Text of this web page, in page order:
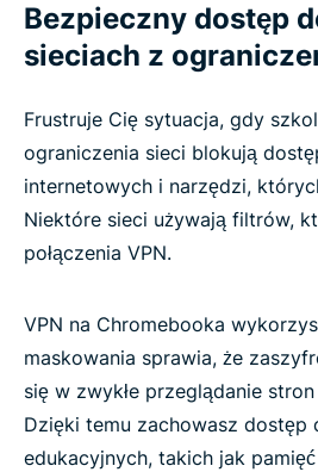
Bezpieczny dostęp
sieciach z
Frustruje Cię sytuacja, gdy
ograniczenia sieci blokują
internetowych i narzędzi,
Niektóre sieci używają filtrów,
połączenia VPN.
VPN na Chromebooka
maskowania sprawia, że
się w zwykłe przeglądanie
Dzięki temu zachowasz dostęp
edukacyjnych, takich jak